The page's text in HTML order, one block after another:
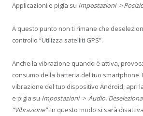
Applicazioni e pigia su Impostazioni >
A questo punto non ti rimane che
controllo “Utilizza satelliti GPS”.
Anche la vibrazione quando è attiva,
consumo della batteria del tuo smartphone.
vibrazione del tuo dispositivo Android, apri
e pigia su Impostazioni > Audio.
“Vibrazione”. In questo modo si sarà